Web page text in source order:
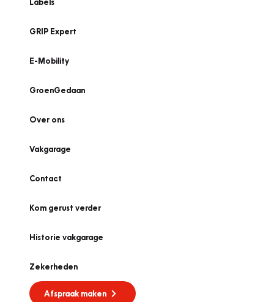
GRIP Expert
E-Mobility
GroenGedaan
Over ons
Vakgarage
Contact
Kom gerust verder
Historie vakgarage
Zekerheden
Afspraak maken